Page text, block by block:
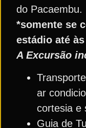
do Pacaembu.
*somente se
estádio até às
A Excursão
ar
cortesia e
Guia de